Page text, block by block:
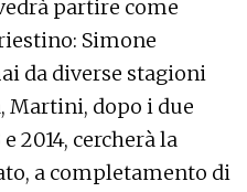
partire come
Simone
da diverse stagioni
Martini, dopo i due
2014, cercherà la
a completamento di